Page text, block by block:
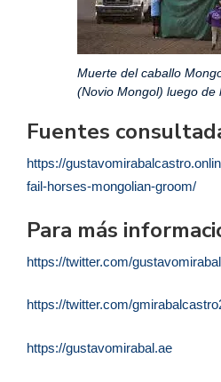
Muerte del caballo
(Novio Mongol) luego de
Fuentes
https://
fail-horses-mongolian-groom/
Para más
https://twitter.com/
https://twitter.com/
https://gustavomirabal.ae